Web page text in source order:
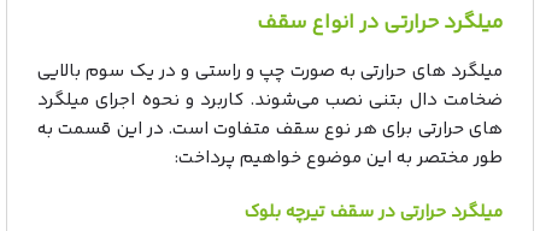
میلگرد حرارتی در انواع سقف
میلگرد های حرارتی به صورت چپ و راستی و در یک سوم بالایی
ضخامت دال بتنی نصب می‌شوند. کاربرد و نحوه اجرای میلگرد
های حرارتی برای هر نوع سقف متفاوت است. در این قسمت به
طور مختصر به این موضوع خواهیم پرداخت:
میلگرد حرارتی در سقف تیرچه بلوک